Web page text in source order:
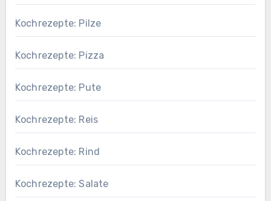
Kochrezepte: Pilze
Kochrezepte: Pizza
Kochrezepte: Pute
Kochrezepte: Reis
Kochrezepte: Rind
Kochrezepte: Salate